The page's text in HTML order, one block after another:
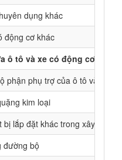
dụng khác
động cơ khác
ô tô và xe có động cơ khác
phận phụ trợ của ô tô và xe
kim loại
lắp đặt khác trong xây dựng
đường bộ